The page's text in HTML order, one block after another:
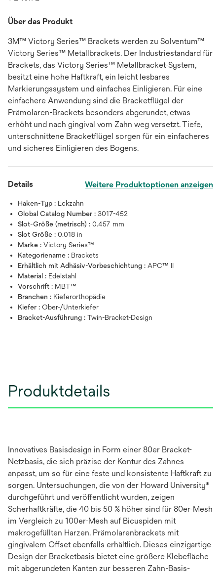
Über das Produkt
3M™ Victory Series™ Brackets werden zu Solventum™
Victory Series™ Metallbrackets. Der Industriestandard für
Brackets, das Victory Series™ Metallbracket-System,
besitzt eine hohe Haftkraft, ein leicht lesbares
Markierungssystem und einfaches Einligieren. Für eine
einfachere Anwendung sind die Bracketflügel der
Prämolaren-Brackets besonders abgerundet, etwas
erhöht und nach gingival vom Zahn weg versetzt. Tiefe,
unterschnittene Bracketflügel sorgen für ein einfacheres
und sicheres Einligieren des Bogens.
Details Weitere Produktoptionen anzeigen
Haken-Typ : Eckzahn
Global Catalog Number : 3017-452
Slot-Größe (metrisch) : 0.457 mm
Slot Größe : 0.018 in
Marke : Victory Series™
Kategoriename : Brackets
Erhältlich mit Adhäsiv-Vorbeschichtung : APC™ II
Material : Edelstahl
Vorschrift : MBT™
Branchen : Kieferorthopädie
Kiefer : Ober-/Unterkiefer
Bracket-Ausführung : Twin-Bracket-Design
Produktdetails
Innovatives Basisdesign in Form einer 80er Bracket-
Netzbasis, die sich präzise der Kontur des Zahnes
anpasst, um so für eine feste und konsistente Haftkraft zu
sorgen. Untersuchungen, die von der Howard University*
durchgeführt und veröffentlicht wurden, zeigen
Scherhaftkräfte, die 40 bis 50 % höher sind für 80er-Mesh
im Vergleich zu 100er-Mesh auf Bicuspiden mit
makrogefüllten Harzen. Prämolarenbrackets mit
gingivalem Offset ebenfalls erhältlich. Dieses einzigartige
Design der Bracketbasis bietet eine größere Klebefläche
mit abgerundeten Kanten zur besseren Zahn-Basis-